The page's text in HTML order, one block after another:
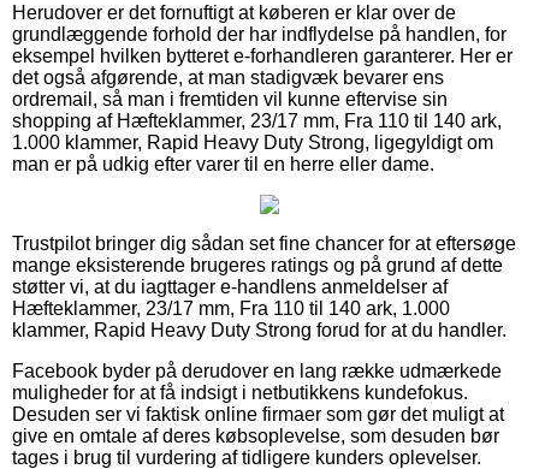
Herudover er det fornuftigt at køberen er klar over de
grundlæggende forhold der har indflydelse på handlen, for
eksempel hvilken bytteret e-forhandleren garanterer. Her er
det også afgørende, at man stadigvæk bevarer ens
ordremail, så man i fremtiden vil kunne eftervise sin
shopping af Hæfteklammer, 23/17 mm, Fra 110 til 140 ark,
1.000 klammer, Rapid Heavy Duty Strong, ligegyldigt om
man er på udkig efter varer til en herre eller dame.
Trustpilot bringer dig sådan set fine chancer for at eftersøge
mange eksisterende brugeres ratings og på grund af dette
støtter vi, at du iagttager e-handlens anmeldelser af
Hæfteklammer, 23/17 mm, Fra 110 til 140 ark, 1.000
klammer, Rapid Heavy Duty Strong forud for at du handler.
Facebook byder på derudover en lang række udmærkede
muligheder for at få indsigt i netbutikkens kundefokus.
Desuden ser vi faktisk online firmaer som gør det muligt at
give en omtale af deres købsoplevelse, som desuden bør
tages i brug til vurdering af tidligere kunders oplevelser.